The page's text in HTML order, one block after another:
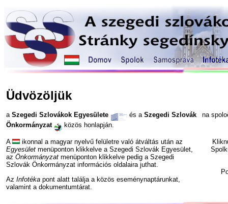
Üdvözöljük
a Szegedi Szlovákok Egyesülete és a Szegedi Szlovák
Önkormányzat
közös honlapján.
A
ikonnal a magyar nyelvű felületre való átváltás után az
Egyesület menüponton klikkelve a Szegedi Szlovák Egyesület,
az Önkormányzat menüponton klikkelve pedig a Szegedi
Szlovák Önkormányzat információs oldalaira juthat.
Az Infotéka pont alatt találja a közös eseménynaptárunkat,
valamint a dokumentumtárat.
na